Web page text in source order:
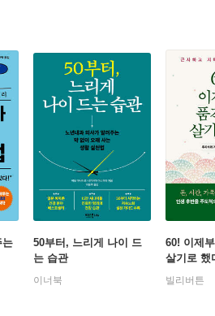
는
50부터, 느리게 나이 드
는 습관
이너북
60! 이제
살기로 했
빌리버튼